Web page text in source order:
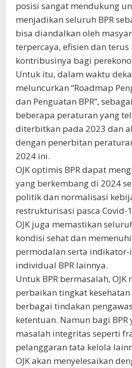
posisi sangat mendukung
menjadikan seluruh BPR
bisa diandalkan oleh
terpercaya, efisien dan
kontribusinya bagi
Untuk itu, dalam waktu
meluncurkan “Roadmap
dan Penguatan BPR”,
beberapa peraturan yang
diterbitkan pada 2023 dan
dengan penerbitan
2024 ini.
OJK optimis BPR dapat
yang berkembang di 2024
politik dan normalisasi
restrukturisasi pasca Covid-
OJK juga memastikan
kondisi sehat dan
permodalan serta
individual BPR lainnya.
Untuk BPR bermasalah, OJK
perbaikan tingkat
berbagai tindakan
ketentuan. Namun bagi
masalah integritas seperti
pelanggaran tata kelola
OJK akan menyelesaikan